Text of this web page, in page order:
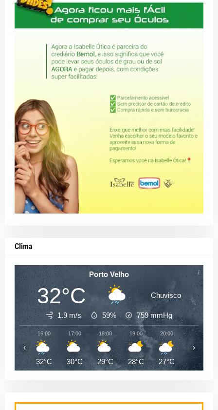
Clima
Porto Velho
32°C Chuvisco
1.9 m/s 59% 759mmHg
16:00
32°C
17:00
30°C
18:00
29°C
19:00
28°C
20:00
27°C
21:00
26°C
‹ ›